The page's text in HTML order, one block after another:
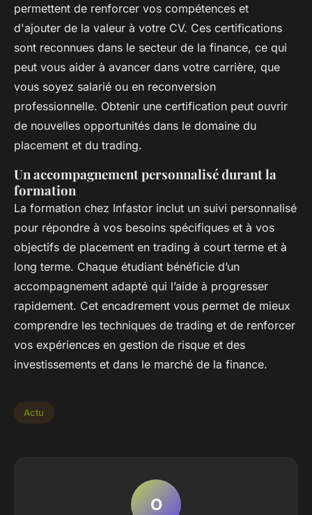
permettent de renforcer vos compétences et
d'ajouter de la valeur à votre CV. Ces certifications
sont reconnues dans le secteur de la finance, ce qui
peut vous aider à avancer dans votre carrière, que
vous soyez salarié ou en reconversion
professionnelle. Obtenir une certification peut ouvrir
de nouvelles opportunités dans le domaine du
placement et du trading.
Un accompagnement personnalisé durant la
formation
La formation chez Infastor inclut un suivi personnalisé
pour répondre à vos besoins spécifiques et à vos
objectifs de placement en trading à court terme et à
long terme. Chaque étudiant bénéficie d’un
accompagnement adapté qui l’aide à progresser
rapidement. Cet encadrement vous permet de mieux
comprendre les techniques de trading et de renforcer
vos expériences en gestion de risque et des
investissements et dans le marché de la finance.
Actu
O